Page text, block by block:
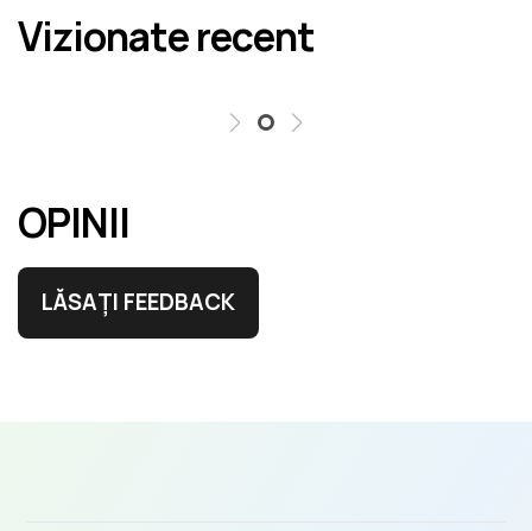
erori în cel mai scurt termen rezonabil.
Vizionate recent
OPINII
LĂSAȚI FEEDBACK